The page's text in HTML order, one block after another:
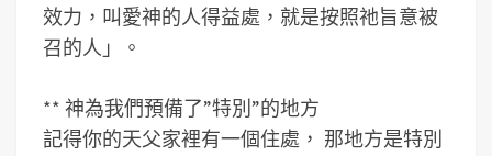
效力，叫愛神的人得益處，就是按照祂旨意被
召的人」。
** 神為我們預備了”特別”的地方
記得你的天父家裡有一個住處， 那地方是特別